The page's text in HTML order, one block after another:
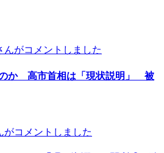
んがコメントしました
か 高市首相は「現状説明」 被
がコメントしました